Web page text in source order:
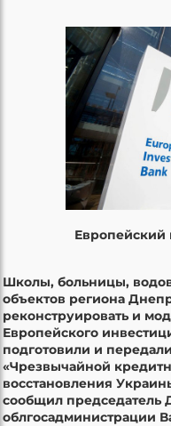
Европейский
Школы, больницы,
объектов региона
реконструировать и
Европейского
подготовили и
«Чрезвычайной
восстановления
сообщил председатель
облгосадминистрации